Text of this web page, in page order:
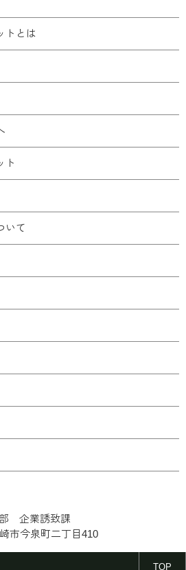
TOP
トとは
ト
いて
企業誘致課
市今泉町二丁目410
Reserved.